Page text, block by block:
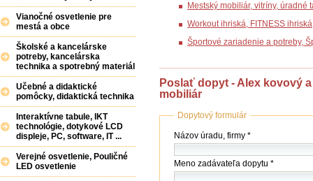
Mestský mobiliár, vitríny, úradné
Workout ihriská, FITNESS
Športové zariadenie a potreby,
Poslať dopyt - Alex kovový
mobiliár
Dopytový formulár
Názov
(firmy
/
úradu)
Názov úradu, firmy *
Meno zadávateľa dopytu *
Vianočné osvetlenie pre
mestá a obce
Školské a kancelárske
potreby, kancelárska
technika a spotrebný materiál
Učebné a didaktické
pomôcky, didaktická technika
Interaktívne tabule, IKT
technológie, dotykové LCD
displeje, PC, software, IT ...
Verejné osvetlenie, Pouličné
LED osvetlenie